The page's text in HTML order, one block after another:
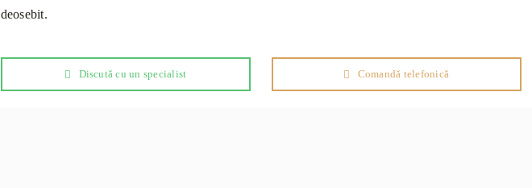
2cm
deosebit.
Discută cu un specialist Comandă telefonică